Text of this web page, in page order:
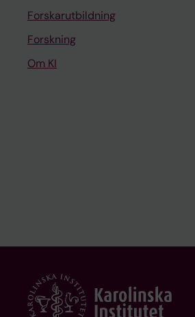
Forskarutbildning
Forskning
Om KI